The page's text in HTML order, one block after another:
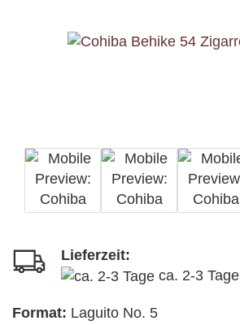
Lieferzeit:
ca. 2-3 Tage
Format: Laguito No. 5